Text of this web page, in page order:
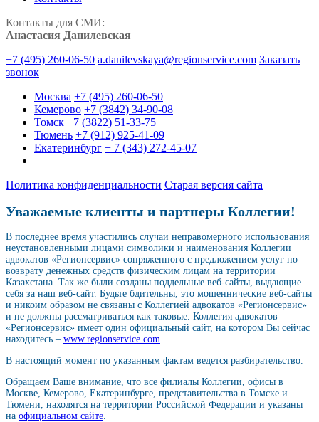
Контакты для СМИ:
Анастасия Данилевская
+7 (495) 260-06-50 a.danilevskaya@regionservice.com Заказать
звонок
Москва +7 (495) 260-06-50
Кемерово +7 (3842) 34-90-08
Томск +7 (3822) 51-33-75
Тюмень +7 (912) 925-41-09
Екатеринбург + 7 (343) 272-45-07
Политика конфиденциальности Старая версия сайта
Уважаемые клиенты и партнеры Коллегии!
В последнее время участились случаи неправомерного использования
неустановленными лицами символики и наименования Коллегии
адвокатов «Регионсервис» сопряженного с предложением услуг по
возврату денежных средств физическим лицам на территории
Казахстана. Так же были созданы поддельные веб-сайты, выдающие
себя за наш веб-сайт. Будьте бдительны, это мошеннические веб-сайты
и никоим образом не связаны с Коллегией адвокатов «Регионсервис»
и не должны рассматриваться как таковые. Коллегия адвокатов
«Регионсервис» имеет один официальный сайт, на котором Вы сейчас
находитесь – www.regionservice.com
В настоящий момент по указанным фактам ведется разбирательство.
Обращаем Ваше внимание, что все филиалы Коллегии, офисы в
Москве, Кемерово, Екатеринбурге, представительства в Томске и
Тюмени, находятся на территории Российской Федерации и указаны
на официальном сайте